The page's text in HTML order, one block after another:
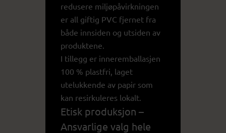
redusere miljøpåvirkningen
er all giftig PVC fjernet fra
både innsiden og utsiden av
produktene.
I tillegg er inneremballasjen
100 % plastfri, laget
utelukkende av papir som
kan resirkuleres lokalt.
Etisk produksjon –
Ansvarlige valg hele